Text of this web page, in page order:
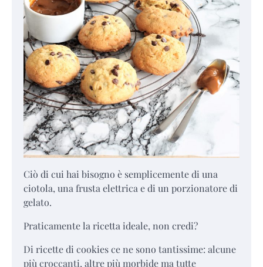
Ciò di cui hai bisogno è semplicemente di una
ciotola, una frusta elettrica e di un porzionatore di
gelato.
Praticamente la ricetta ideale, non credi?
Di ricette di cookies ce ne sono tantissime: alcune
più croccanti, altre più morbide ma tutte